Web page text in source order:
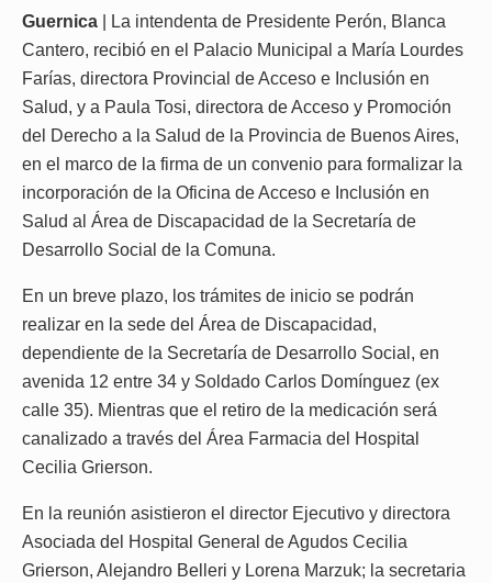
Guernica | La intendenta de Presidente Perón, Blanca
Cantero, recibió en el Palacio Municipal a María Lourdes
Farías, directora Provincial de Acceso e Inclusión en
Salud, y a Paula Tosi, directora de Acceso y Promoción
del Derecho a la Salud de la Provincia de Buenos Aires,
en el marco de la firma de un convenio para formalizar la
incorporación de la Oficina de Acceso e Inclusión en
Salud al Área de Discapacidad de la Secretaría de
Desarrollo Social de la Comuna.
En un breve plazo, los trámites de inicio se podrán
realizar en la sede del Área de Discapacidad,
dependiente de la Secretaría de Desarrollo Social, en
avenida 12 entre 34 y Soldado Carlos Domínguez (ex
calle 35). Mientras que el retiro de la medicación será
canalizado a través del Área Farmacia del Hospital
Cecilia Grierson.
En la reunión asistieron el director Ejecutivo y directora
Asociada del Hospital General de Agudos Cecilia
Grierson, Alejandro Belleri y Lorena Marzuk; la secretaria